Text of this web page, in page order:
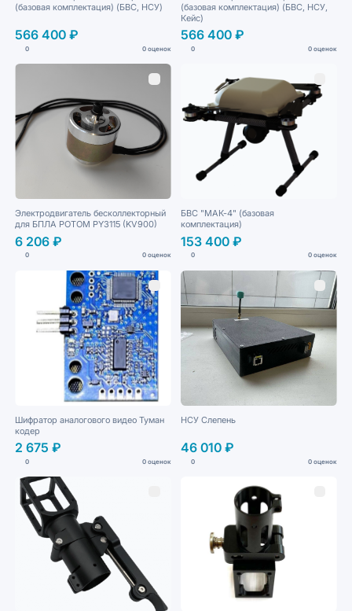
(базовая комплектация) (БВС, НСУ)
566 400 ₽
0 0 оценок
(базовая комплектация) (БВС, НСУ,
Кейс)
566 400 ₽
0 0 оценок
Электродвигатель бесколлекторный
для БПЛА PОTOM PY3115 (KV900)
6 206 ₽
0 0 оценок
БВС "МАК-4" (базовая
комплектация)
153 400 ₽
0 0 оценок
Шифратор аналогового видео Туман
кодер
2 675 ₽
0 0 оценок
НСУ Слепень
46 010 ₽
0 0 оценок